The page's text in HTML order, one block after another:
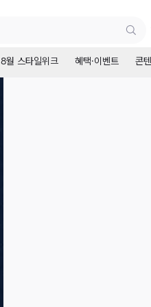
8월 스타일위크 혜택·이벤트 콘